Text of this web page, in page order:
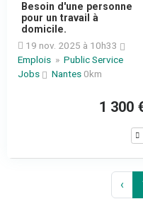
Besoin d'une personne
pour un travail à
domicile.
19 nov. 2025 à 10h33
Emplois » Public Service
Jobs
Nantes 0km
1 300
‹